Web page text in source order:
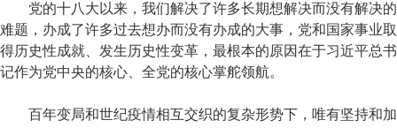
党的十八大以来，我们解决了许多长期想解决而没有解决的
难题，办成了许多过去想办而没有办成的大事，党和国家事业取
得历史性成就、发生历史性变革，最根本的原因在于习近平总书
记作为党中央的核心、全党的核心掌舵领航。
百年变局和世纪疫情相互交织的复杂形势下，唯有坚持和加